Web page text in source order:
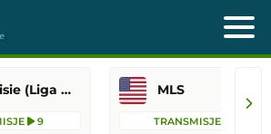
Eredivisie (Liga Holenderska)
9
MLS
TRANSMISJE